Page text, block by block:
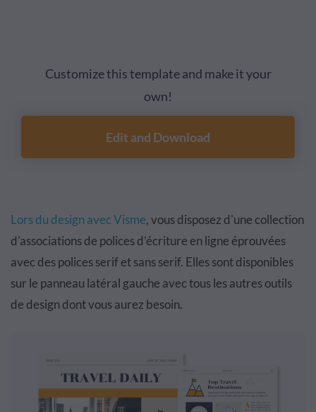
Customize this template and make it your
own!
Edit and Download
Lors du design avec Visme, vous disposez d'une collection
d'associations de polices d’écriture en ligne éprouvées
avec des polices serif et sans serif. Elles sont disponibles
sur le panneau latéral gauche avec tous les autres outils
de design dont vous aurez besoin.